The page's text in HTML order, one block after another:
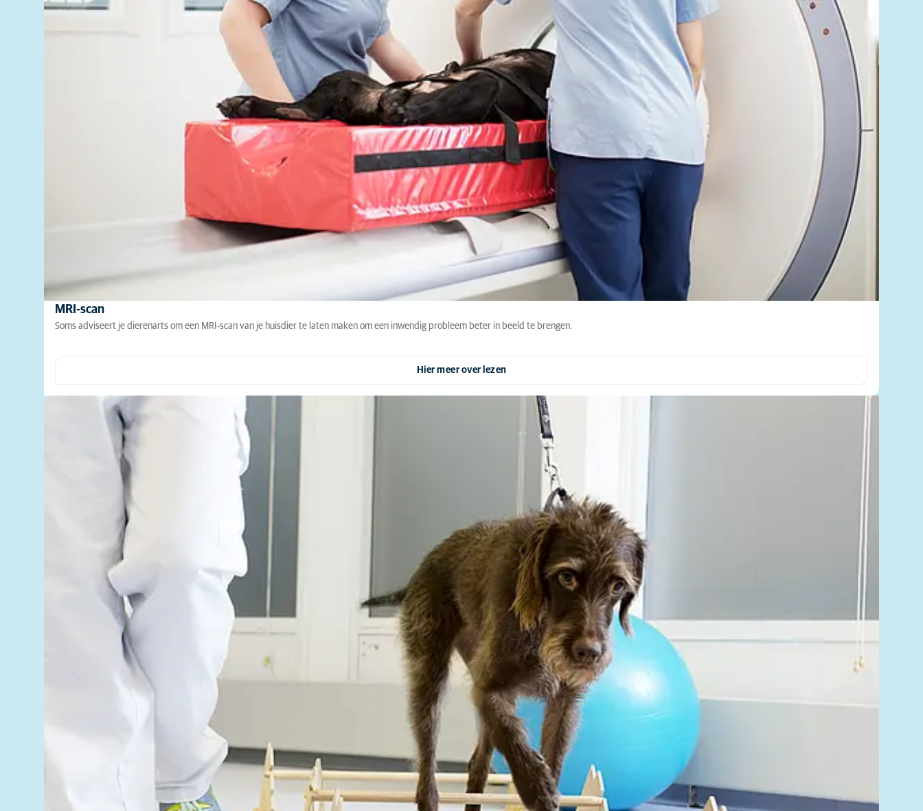
MRI-scan
Soms adviseert je dierenarts om een MRI-scan van je huisdier te laten maken om een inwendig probleem beter in beeld te brengen.
Hier meer over lezen